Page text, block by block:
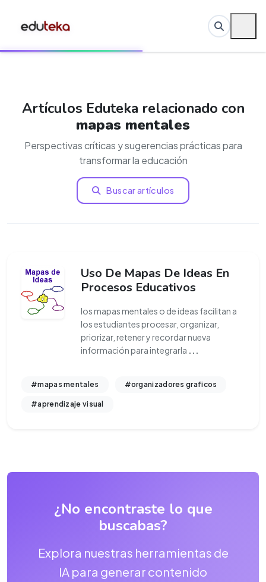
Artículos Eduteka relacionado con
mapas mentales
Perspectivas críticas y sugerencias prácticas para
transformar la educación
Buscar artículos
Uso De Mapas De Ideas En
Procesos Educativos
los mapas mentales o de ideas facilitan a
los estudiantes procesar, organizar,
priorizar, retener y recordar nueva
información para integrarla ...
#mapas mentales #organizadores graficos
#aprendizaje visual
¿No encontraste lo que
buscabas?
Explora nuestras herramientas de
IA para generar contenido